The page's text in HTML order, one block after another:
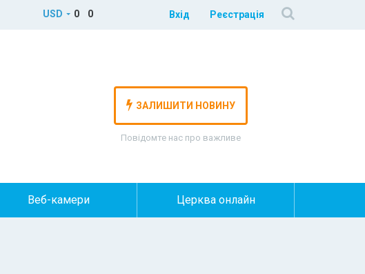
USD 0 0 Вхід Реєстрація
ЗАЛИШИТИ НОВИНУ
Повідомте нас про важливе
Веб-камери Церква онлайн